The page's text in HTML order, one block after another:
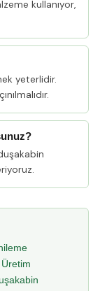
kullanıyor,
yeterlidir.